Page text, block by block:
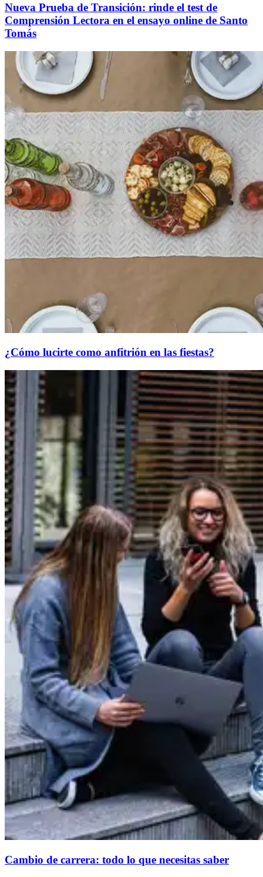
Nueva Prueba de Transición: rinde el test de
Comprensión Lectora en el ensayo online de Santo
Tomás
¿Cómo lucirte como anfitrión en las fiestas?
Cambio de carrera: todo lo que necesitas saber